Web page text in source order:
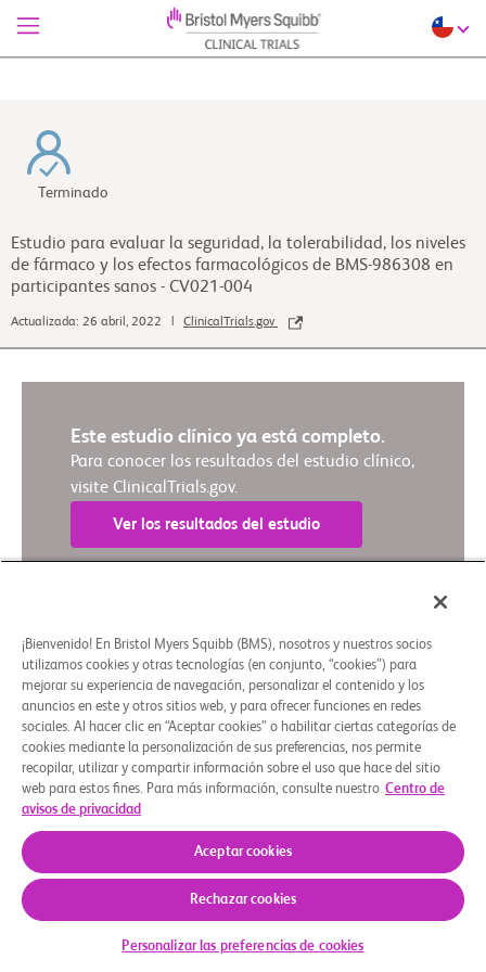
Terminado
Estudio para evaluar la seguridad, la tolerabilidad, los niveles
de fármaco y los efectos farmacológicos de BMS-986308 en
participantes sanos - CV021-004
Actualizada: 26 abril, 2022 | ClinicalTrials.gov
Este estudio clínico ya está completo.
Para conocer los resultados del estudio clínico,
visite ClinicalTrials.gov.
Ver los resultados del estudio
Resumen en lenguaje sencillo
Aviso legal Política de privacidad Preferencias de cookies
© 2026 Bristol-Myers Squibb Company
¡Bienvenido! En Bristol Myers Squibb (BMS), nosotros y nuestros socios
utilizamos cookies y otras tecnologías (en conjunto, “cookies”) para
mejorar su experiencia de navegación, personalizar el contenido y los
anuncios en este y otros sitios web, y para ofrecer funciones en redes
sociales. Al hacer clic en “Aceptar cookies” o habilitar ciertas categorías de
cookies mediante la personalización de sus preferencias, nos permite
recopilar, utilizar y compartir información sobre el uso que hace del sitio
web para estos fines. Para más información, consulte nuestro Centro de
avisos de privacidad
Aceptar cookies
Rechazar cookies
Personalizar las preferencias de cookies